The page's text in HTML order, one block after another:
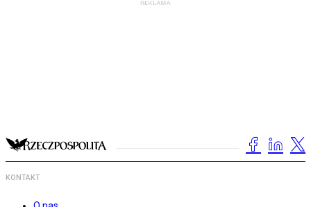
KONTAKT